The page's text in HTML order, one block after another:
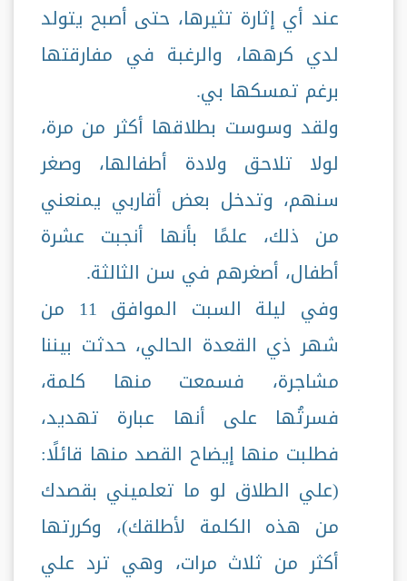
عند أي إثارة تثيرها، حتى أصبح يتولد
لدي كرهها، والرغبة في مفارقتها
برغم تمسكها بي.
ولقد وسوست بطلاقها أكثر من مرة،
لولا تلاحق ولادة أطفالها، وصغر
سنهم، وتدخل بعض أقاربي يمنعني
من ذلك، علمًا بأنها أنجبت عشرة
أطفال، أصغرهم في سن الثالثة.
وفي ليلة السبت الموافق 11 من
شهر ذي القعدة الحالي، حدثت بيننا
مشاجرة، فسمعت منها كلمة،
فسرتُها على أنها عبارة تهديد،
فطلبت منها إيضاح القصد منها قائلًا:
(علي الطلاق لو ما تعلميني بقصدك
من هذه الكلمة لأطلقك)، وكررتها
أكثر من ثلاث مرات، وهي ترد علي